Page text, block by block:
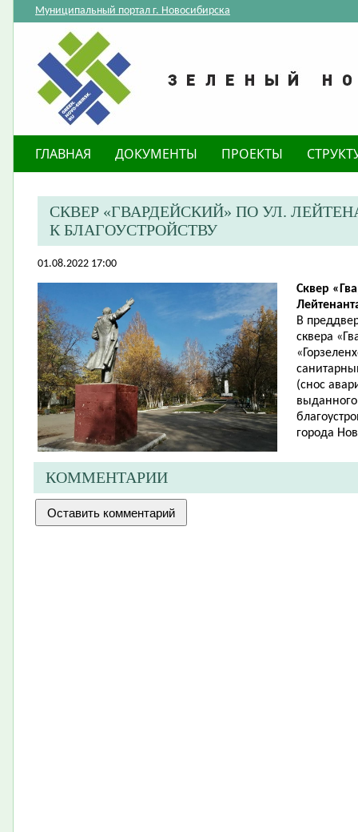
Муниципальный портал г. Новосибирска
ГЛАВНАЯ ДОКУМЕНТЫ ПРОЕКТЫ
​СКВЕР «ГВАРДЕЙСКИЙ» ПО УЛ.
К БЛАГОУСТРОЙСТВУ
01.08.2022 17:00
Сквер
В
сквера
(снос
города
КОММЕНТАРИИ